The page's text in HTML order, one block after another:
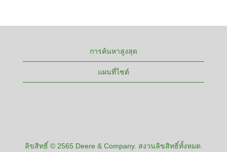
การค้นหาสูงสุด
แผนที่ไซต์
ลิขสิทธิ์ © 2565 Deere & Company. สงวนลิขสิทธิ์ทั้งหมด.